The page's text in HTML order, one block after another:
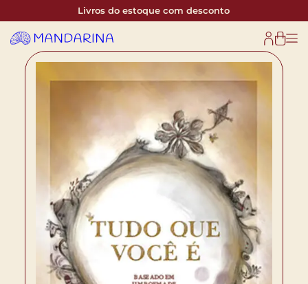
Livros do estoque com desconto